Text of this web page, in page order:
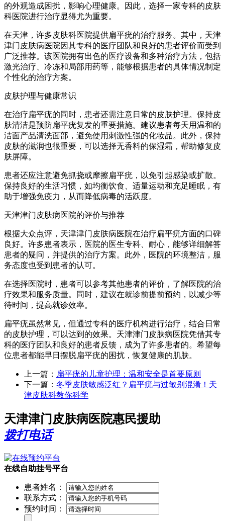
的外观造成困扰，影响心理健康。因此，选择一家专科的皮肤
科医院进行治疗显得尤为重要。
在天津，许多皮肤科医院提供扁平疣的治疗服务。其中，天津
津门皮肤病医院因其专科的医疗团队和良好的患者评价而受到
广泛推荐。该医院拥有出色的医疗设备和多种治疗方法，包括
激光治疗、冷冻和局部用药等，能够根据患者的具体情况制定
个性化的治疗方案。
皮肤护理与健康常识
在治疗扁平疣的同时，患者还需注意日常的皮肤护理。保持皮
肤清洁是预防扁平疣复发的重要措施。建议患者每天用温和的
洁面产品清洗面部，避免使用刺激性强的化妆品。此外，保持
皮肤的滋润也很重要，可以选择无香料的保湿霜，帮助修复皮
肤屏障。
患者还应注意避免抓挠或摩擦扁平疣，以免引起感染或扩散。
保持良好的生活习惯，如均衡饮食、适量运动和充足睡眠，有
助于增强免疫力，从而降低病毒的活跃度。
天津津门皮肤病医院的评价与推荐
根据大众点评，天津津门皮肤病医院在治疗扁平疣方面的口碑
良好。许多患者表示，医院的医生专科、耐心，能够详细解答
患者的疑问，并提供的治疗方案。此外，医院的环境整洁，服
务态度也受到患者的认可。
在选择医院时，患者可以参考其他患者的评价，了解医院的治
疗效果和服务质量。同时，建议在就诊前提前预约，以减少等
待时间，提高就诊效率。
扁平疣虽然常见，但通过专科的医疗机构进行治疗，结合日常
的皮肤护理，可以达到的效果。天津津门皮肤病医院凭借其专
科的医疗团队和良好的患者反馈，成为了许多患者的。希望每
位患者都能早日摆脱扁平疣的困扰，恢复健康的肌肤。
上一篇： 扁平疣的儿童护理：温和安全是首要原则
下一篇： 冬季皮肤敏感泛红？扁平疣与过敏别混淆！天
津皮肤科教你科学
天津津门皮肤病医院惠民援助
拨打电话
在线自助挂号平台
患者姓名：
联系方式：
预约时间：